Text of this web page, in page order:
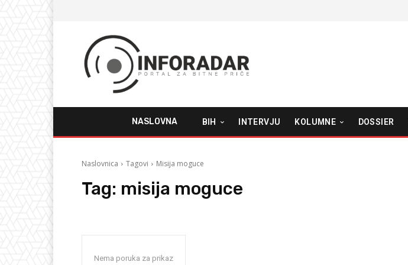
NASLOVNA BIH INTERVJU KOLUMNE DOSSIER
Naslovnica Tagovi Misija moguce
Tag: misija moguce
Nema poruka za prikaz